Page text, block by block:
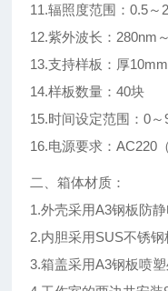
11.辐照度范围：0.5～
12.紫外波长：280nm
13.支持样板：厚
14.样板数量：40块
15.时间设定范围：0～
16.电源要求：AC220
二、箱体材质：
1.外壳采用A3钢板防
2.内胆采用SUS不锈钢
3.箱盖采用A3钢板喷